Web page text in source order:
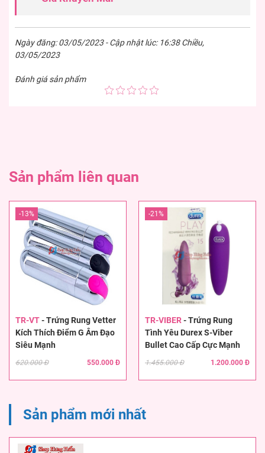
Ngày đăng: 03/05/2023 - Cập nhật lúc: 16:38 Chiều,
03/05/2023
Đánh giá sản phẩm
Sản phẩm liên quan
TR-VT-Trứng Rung Vetter
Kích Thích Điểm G Âm Đạo
Siêu Mạnh
620.000 Đ 550.000 Đ
-13%
TR-VIBER-Trứng Rung
Tình Yêu Durex S-Viber
Bullet Cao Cấp Cực Mạnh
1.455.000 Đ 1.200.000 Đ
-21%
Sản phẩm mới nhất